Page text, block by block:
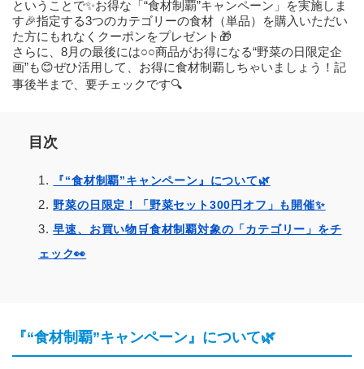
ということで✨お得な「“食材制覇”キャンペーン」を実施しま
す🎉指定する3つのカテゴリーの食材（単品）を購入いただい
た方にもれなくクーポンをプレゼント🎁
さらに、8月の最後には○○商品がお得になる“野菜の日限定企
画”も😊ぜひ活用して、お得に食材制覇しちゃいましょう！記
事後半まで、要チェックです🔍
目次
『“食材制覇”キャンペーン』について🌿
野菜の日限定！「野菜セット300円オフ」も開催✨
早速、お買い物🛒食材制覇対象の「カテゴリー」をチ
ェック👀
『“食材制覇”キャンペーン』について🌿